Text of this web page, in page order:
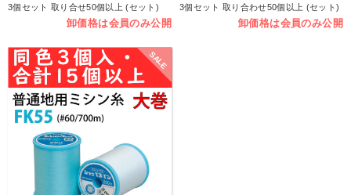
3個セット 取り合せ50個以上 (セット)
卸価格は会員のみ公開
3個セット 取り合わせ50個以上 (セット)
卸価格は会員のみ公開
SALE